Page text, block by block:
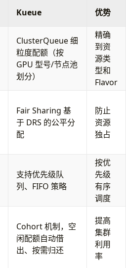
Kueue 优势
ClusterQueue 细
粒度配额（按
GPU 型号/节点池
划分）
精确
到资
源类
型和
Flavor
Fair Sharing 基
于 DRS 的公平分
配
防止
资源
独占
支持优先级队
列、FIFO 策略
按优
先级
有序
调度
Cohort 机制，空
闲配额自动借
出、按需归还
提高
集群
利用
率